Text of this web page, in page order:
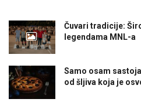
Čuvari tradicije:
legendama MNL-a
Samo osam
od šljiva koja je